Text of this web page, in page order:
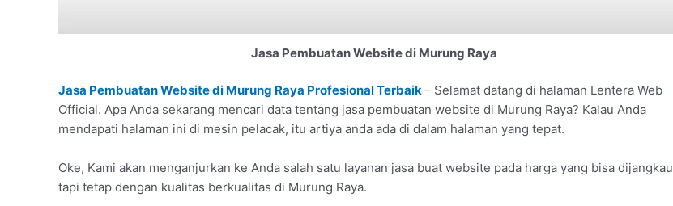
Jasa Pembuatan Website di Murung Raya
Jasa Pembuatan Website di Murung Raya Profesional Terbaik– Selamat datang di halaman Lentera Web
Official. Apa Anda sekarang mencari data tentang jasa pembuatan website di Murung Raya? Kalau Anda
mendapati halaman ini di mesin pelacak, itu artiya anda ada di dalam halaman yang tepat.
Oke, Kami akan menganjurkan ke Anda salah satu layanan jasa buat website pada harga yang bisa dijangkau
tapi tetap dengan kualitas berkualitas di Murung Raya.